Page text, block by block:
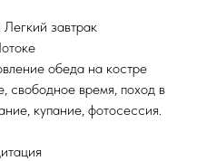
завтрак
обеда на костре
свободное время, поход в
купание, фотосессия.